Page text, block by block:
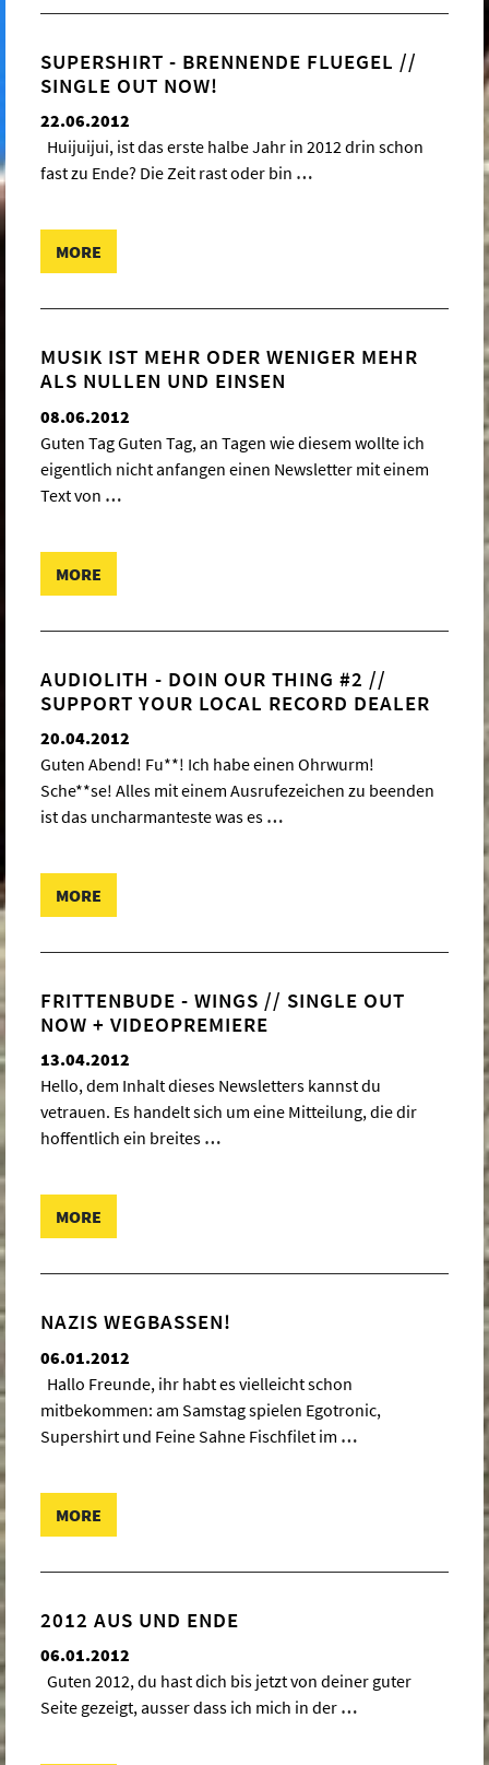
SUPERSHIRT - BRENNENDE FLUEGEL //
SINGLE OUT NOW!
22.06.2012
Huijuijui, ist das erste halbe Jahr in 2012 drin schon
fast zu Ende? Die Zeit rast oder bin …
MORE
MUSIK IST MEHR ODER WENIGER MEHR
ALS NULLEN UND EINSEN
08.06.2012
Guten Tag Guten Tag, an Tagen wie diesem wollte ich
eigentlich nicht anfangen einen Newsletter mit einem
Text von …
MORE
AUDIOLITH - DOIN OUR THING #2 //
SUPPORT YOUR LOCAL RECORD DEALER
20.04.2012
Guten Abend! Fu**! Ich habe einen Ohrwurm!
Sche**se! Alles mit einem Ausrufezeichen zu beenden
ist das uncharmanteste was es …
MORE
FRITTENBUDE - WINGS // SINGLE OUT
NOW + VIDEOPREMIERE
13.04.2012
Hello, dem Inhalt dieses Newsletters kannst du
vetrauen. Es handelt sich um eine Mitteilung, die dir
hoffentlich ein breites …
MORE
NAZIS WEGBASSEN!
06.01.2012
Hallo Freunde, ihr habt es vielleicht schon
mitbekommen: am Samstag spielen Egotronic,
Supershirt und Feine Sahne Fischfilet im …
MORE
2012 AUS UND ENDE
06.01.2012
Guten 2012, du hast dich bis jetzt von deiner guter
Seite gezeigt, ausser dass ich mich in der …